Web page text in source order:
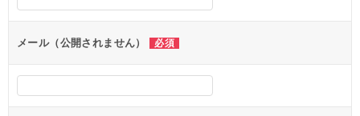
ョ
ンメール（公開されません） 必須